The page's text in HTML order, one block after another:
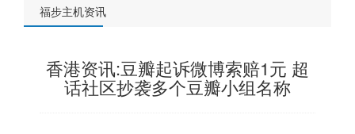
福步主机资讯
香港资讯:豆瓣起诉微博索赔1元 超
话社区抄袭多个豆瓣小组名称